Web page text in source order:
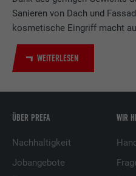
Sanieren von Dach und
kosmetische Eingriff macht
WEITERLESEN
ÜBER PREFA
Nachhaltigkeit
Jobangebote
WIR
Zweck
LinkedIn für
Verwendung
Wird